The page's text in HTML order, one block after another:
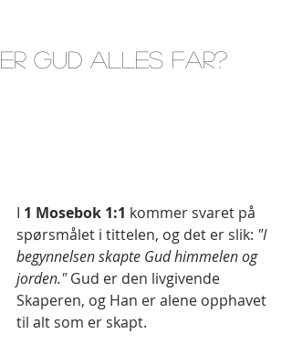
Er Gud alles Far?
I 1 Mosebok 1:1 kommer svaret på
spørsmålet i tittelen, og det er slik: "I
begynnelsen skapte Gud himmelen og
jorden." Gud er den livgivende
Skaperen, og Han er alene opphavet
til alt som er skapt.